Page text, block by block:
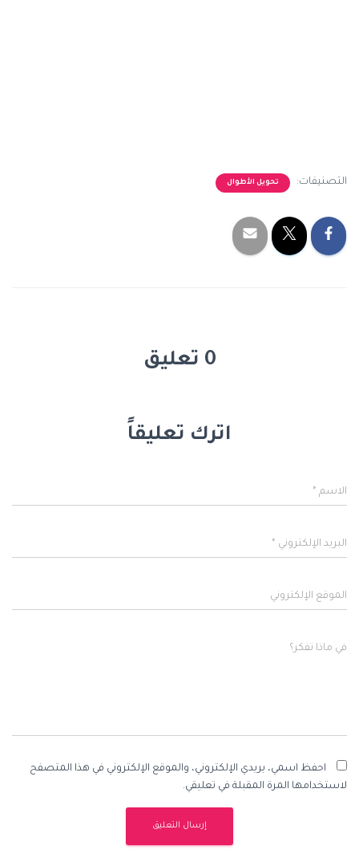
التصنيفات: تحويل الأطوال
0 تعليق
اترك تعليقاً
الاسم *
البريد الإلكتروني *
الموقع الإلكتروني
في ماذا تفكر؟
احفظ اسمي، بريدي الإلكتروني، والموقع الإلكتروني في هذا المتصفح
لاستخدامها المرة المقبلة في تعليقي.